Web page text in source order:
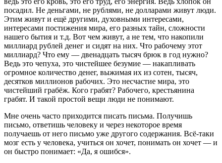
посадил. Не деньгами, не рублями, не долларами живут люди.
Этим живут и ещё другими, духовными интересами,
интересами постижения мира, его разных тайн, сложности
нашего бытия и т.д. Вот чем живут, а не тем, что накопили
миллиард рублей денег и сидят на них. Что рабочему этот
миллиард? Что ему — двенадцать тысяч брюк в год нужно?
Ведь это чепуха, это чистейшее безумие — накапливать
огромное количество денег, выжимая их из сотен, тысяч,
десятков миллионов рабочих. Это несчастие мира, это
чистейший грабёж. Кого грабят? Рабочего, крестьянина
грабят. И такой простой вещи люди не понимают.
Мне очень часто приходится писать письма. Получишь
письмо, ответишь человеку и через некоторое время
получаешь от него письмо уже другого содержания. Всё-таки
мозг есть у человека, учиться он хочет, понимать он хочет — и
он быстро понимает: «Да, я ошибся».